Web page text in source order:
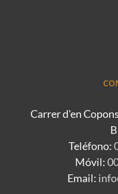
Carrer d'en
Teléfono:
Móvil:
Email: